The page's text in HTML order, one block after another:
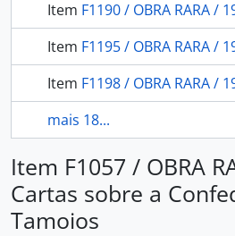
Item F1190 / OBRA RARA / 1924 - Os
Item F1195 / OBRA RARA / 1927 -
Item F1198 / OBRA RARA / 1925
mais 18...
Item F1057 / OBRA
Cartas sobre a
Tamoios